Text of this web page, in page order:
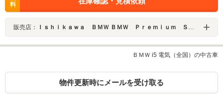
料
販売店： Ｉｓｈｉｋａｗａ ＢＭＷ ＢＭＷ Ｐｒｅｍｉｕｍ Ｓｅｌｅｃｔｉｏｎ 金沢
ＢＭＷ i5 電気（全国）の中古車
物件更新時にメールを受け取る